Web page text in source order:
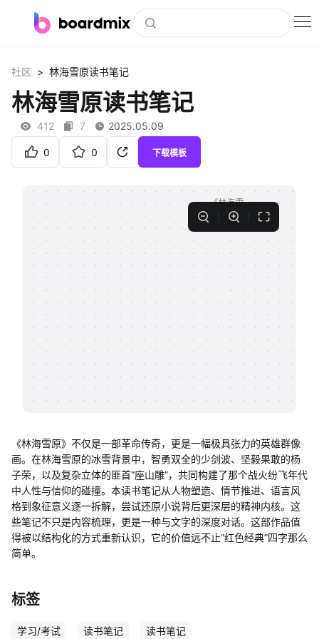
社区资源
下载
私有化部署
客户案例
知识分享社区
社区 > 林海雪原读书笔记
林海雪原读书笔记
412 7 2025.05.09
0 0 下载模板
《林海雪原》不仅是一部革命传奇，更是一幅极具张力的英雄群像
画。在林海雪原的冰雪背景中，智勇双全的少剑波、坚毅果敢的杨
子荣，以及复杂立体的匪首“座山雕”，共同构建了那个战火纷飞年代
中人性与信仰的碰撞。本读书笔记从人物塑造、情节推进、语言风
格到象征意义逐一拆解，尝试还原小说背后更深层的精神内核。这
些笔记不只是内容梳理，更是一种与文字的深度对话。这部作品值
得被以结构化的方式重新认识，它的价值远不止“红色经典”四字那么
简单。
标签
学习/考试 读书笔记 读书笔记